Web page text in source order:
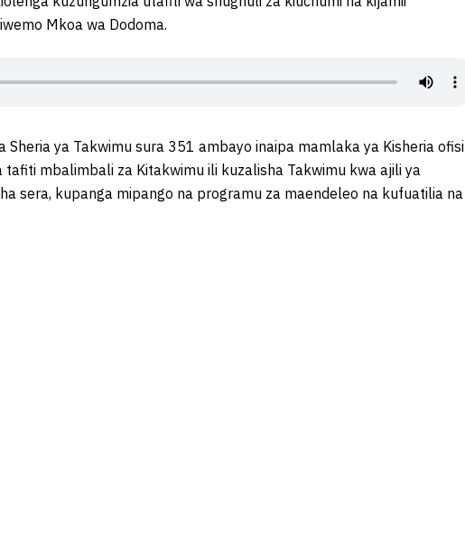
Mkoa wa Dodoma.
Sheria ya Takwimu sura 351 ambayo inaipa mamlaka ya Kisheria ofisi
tafiti mbalimbali za Kitakwimu ili kuzalisha Takwimu kwa ajili ya
sera, kupanga mipango na programu za maendeleo na kufuatilia na